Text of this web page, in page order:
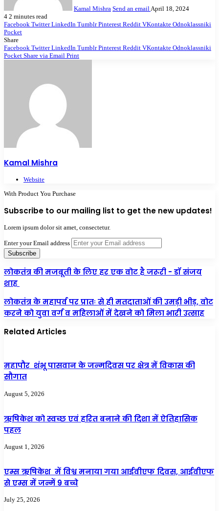
Kamal Mishra Send an email April 18, 2024
4 2 minutes read
Facebook Twitter LinkedIn Tumblr Pinterest Reddit VKontakte Odnoklassniki
Pocket
Share
Facebook Twitter LinkedIn Tumblr Pinterest Reddit VKontakte Odnoklassniki
Pocket Share via Email Print
Kamal Mishra
Website
With Product You Purchase
Subscribe to our mailing list to get the new updates!
Lorem ipsum dolor sit amet, consectetur.
Enter your Email address
लोकतंत्र की मजबूती के लिए हर एक वोट है जरूरी - डॉ संजय
शाह
लोकतंत्र के महापर्व पर प्रातः से ही मतदाताओं की उमड़ी भीड़, वोट
करने को युवा वर्ग व महिलाओं में देखने को मिला भारी उत्साह
Related Articles
महापौर शंभू पासवान के जन्मदिवस पर क्षेत्र में विकास की
सौगात
August 5, 2026
ऋषिकेश को स्वच्छ एवं हरित बनाने की दिशा में ऐतिहासिक
पहल
August 1, 2026
एम्स ऋषिकेश में विश्व मनाया गया आईवीएफ दिवस, आईवीएफ
से एम्स में जन्में 9 बच्चे
July 25, 2026